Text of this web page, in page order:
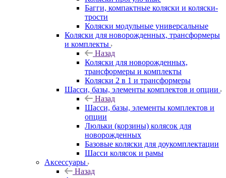
Багги, компактные коляски и коляски-
трости
Коляски модульные универсальные
Коляски для новорожденных, трансформеры
и комплекты
Назад
Коляски для новорожденных,
трансформеры и комплекты
Коляски 2 в 1 и трансформеры
Шасси, базы, элементы комплектов и опции
Назад
Шасси, базы, элементы комплектов и
опции
Люльки (корзины) колясок для
новорожденных
Базовые коляски для доукомплектации
Шасси колясок и рамы
Аксессуары
Назад